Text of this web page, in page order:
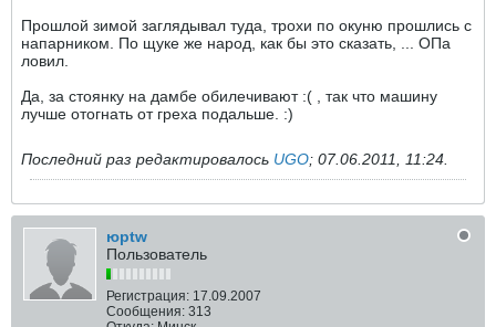
Прошлой зимой заглядывал туда, трохи по окуню прошлись с
напарником. По щуке же народ, как бы это сказать, ... ОПа
ловил.
Да, за стоянку на дамбе обилечивают :( , так что машину
лучше отогнать от греха подальше. :)
Последний раз редактировалось UGO; 07.06.2011, 11:24
юрtw
Пользователь
Регистрация: 17.09.2007
Сообщения: 313